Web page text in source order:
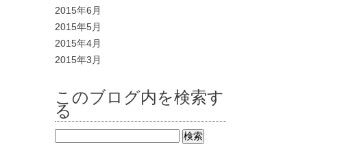
2015年6月
2015年5月
2015年4月
2015年3月
このブログ内を検索す
る